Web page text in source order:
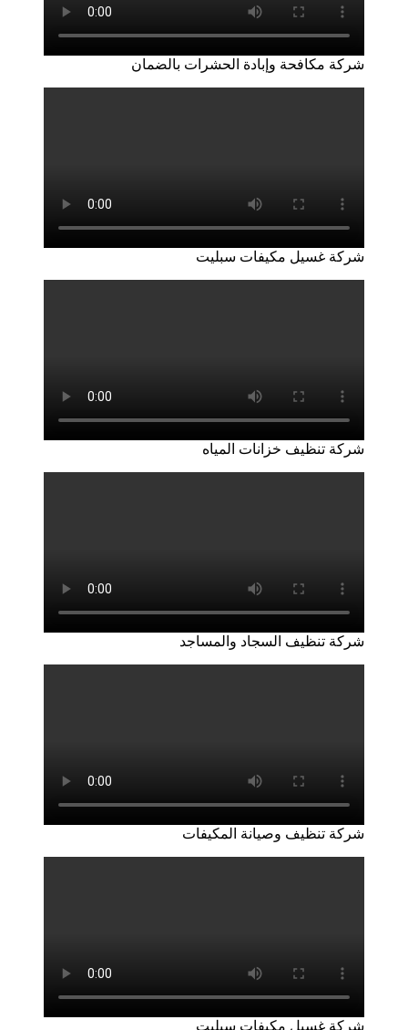
شركة مكافحة وإبادة الحشرات بالضمان
شركة غسيل مكيفات سبليت
شركة تنظيف خزانات المياه
شركة تنظيف السجاد والمساجد
شركة تنظيف وصيانة المكيفات
شركة غسيل مكيفات سبليت